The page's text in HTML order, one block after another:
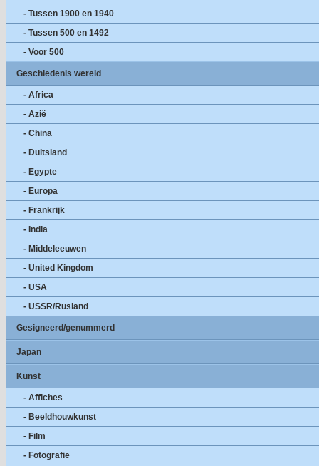
- Tussen 1900 en 1940
- Tussen 500 en 1492
- Voor 500
Geschiedenis wereld
- Africa
- Azië
- China
- Duitsland
- Egypte
- Europa
- Frankrijk
- India
- Middeleeuwen
- United Kingdom
- USA
- USSR/Rusland
Gesigneerd/genummerd
Japan
Kunst
- Affiches
- Beeldhouwkunst
- Film
- Fotografie